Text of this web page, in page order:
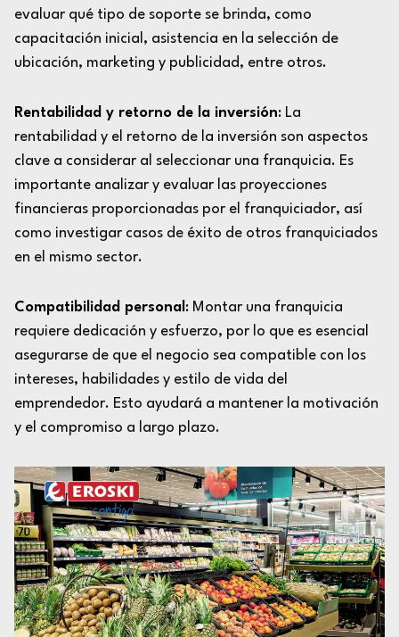
evaluar qué tipo de soporte se brinda, como
capacitación inicial, asistencia en la selección de
ubicación, marketing y publicidad, entre otros.
Rentabilidad y retorno de la inversión: La
rentabilidad y el retorno de la inversión son aspectos
clave a considerar al seleccionar una franquicia. Es
importante analizar y evaluar las proyecciones
financieras proporcionadas por el franquiciador, así
como investigar casos de éxito de otros franquiciados
en el mismo sector.
Compatibilidad personal : Montar una franquicia
requiere dedicación y esfuerzo, por lo que es esencial
asegurarse de que el negocio sea compatible con los
intereses, habilidades y estilo de vida del
emprendedor. Esto ayudará a mantener la motivación
y el compromiso a largo plazo.